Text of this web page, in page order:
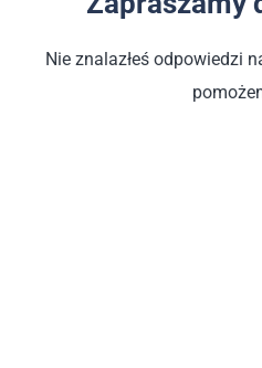
Nie znalazłeś odpowiedzi